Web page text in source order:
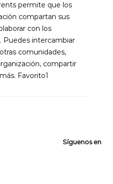
permite que los
compartan sus
con los
Puedes intercambiar
comunidades,
compartir
Favorito1
Síguenos en